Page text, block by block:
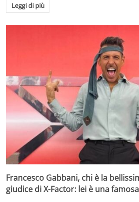
Leggi di più
Francesco Gabbani, chi è la
giudice di X-Factor: lei è una